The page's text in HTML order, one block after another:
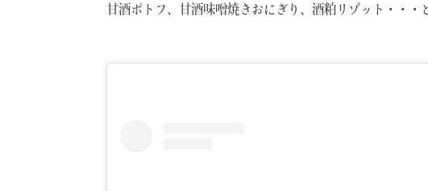
甘酒ポトフ、甘酒味噌焼きおにぎり、酒粕リゾット・・